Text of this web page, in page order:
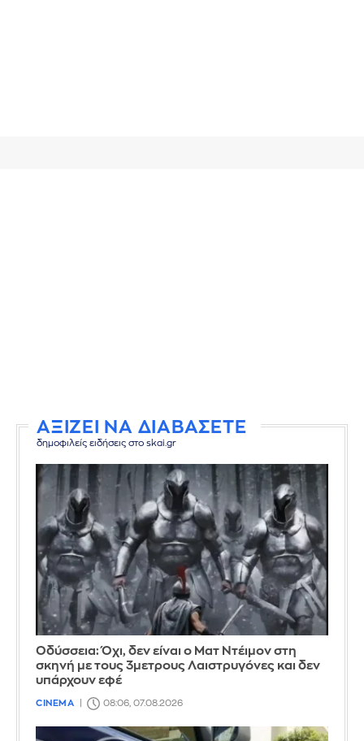
ΑΞΙΖΕΙ ΝΑ ΔΙΑΒΑΣΕΤΕ
δημοφιλείς ειδήσεις στο skai.gr
Οδύσσεια: Όχι, δεν είναι ο Ματ Ντέιμον στη
σκηνή με τους 3μετρους Λαιστρυγόνες και δεν
υπάρχουν εφέ
CINEMA 08:06, 07.08.2026